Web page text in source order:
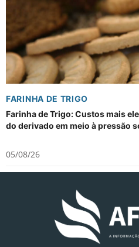
FARINHA DE TRIGO
Farinha de Trigo: Custos mais
do derivado em meio à pressão
05/08/26